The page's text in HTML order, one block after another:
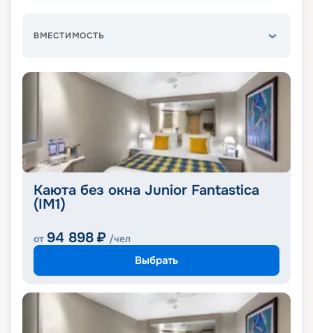
ВМЕСТИМОСТЬ
Каюта без окна Junior Fantastica
(IM1)
от 94 898 ₽ /чел
Выбрать